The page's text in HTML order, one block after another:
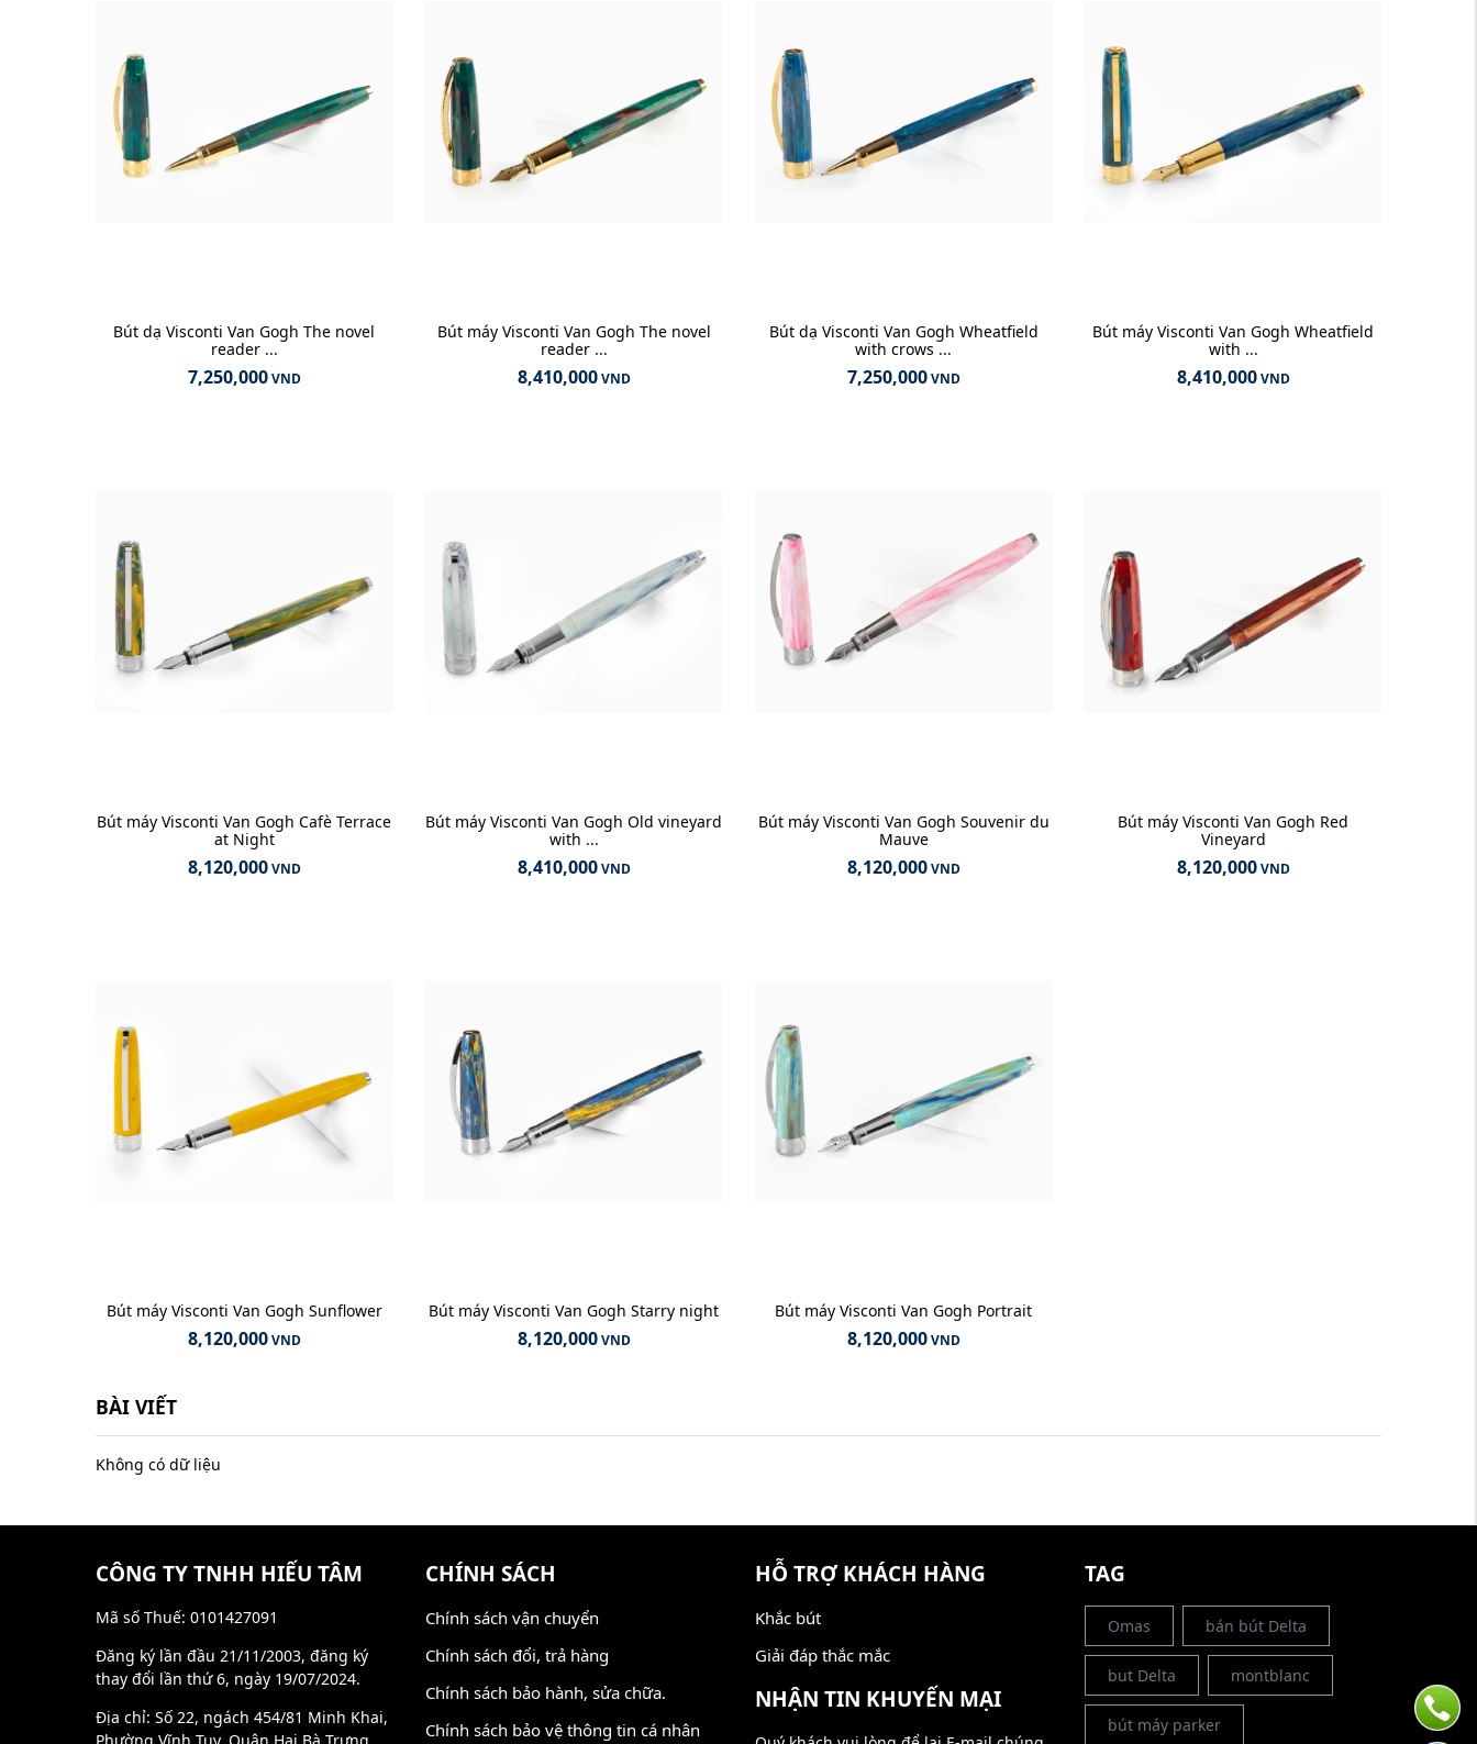
Bút dạ Visconti Van Gogh The novel
reader ...
7,250,000 VND
Bút máy Visconti Van Gogh The novel
reader ...
8,410,000 VND
Bút dạ Visconti Van Gogh Wheatfield
with crows ...
7,250,000 VND
Bút máy Visconti Van Gogh Wheatfield
with ...
8,410,000 VND
Bút máy Visconti Van Gogh Cafè Terrace
at Night
8,120,000 VND
Bút máy Visconti Van Gogh Old vineyard
with ...
8,410,000 VND
Bút máy Visconti Van Gogh Souvenir du
Mauve
8,120,000 VND
Bút máy Visconti Van Gogh Red
Vineyard
8,120,000 VND
Bút máy Visconti Van Gogh Sunflower
8,120,000 VND
Bút máy Visconti Van Gogh Starry night
8,120,000 VND
Bút máy Visconti Van Gogh Portrait
8,120,000 VND
BÀI VIẾT
Không có dữ liệu
CÔNG TY TNHH HIẾU TÂM
Mã số Thuế: 0101427091
Đăng ký lần đầu 21/11/2003, đăng ký
thay đổi lần thứ 6, ngày 19/07/2024.
Địa chỉ: Số 22, ngách 454/81 Minh Khai,
CHÍNH SÁCH
Chính sách vận chuyển
Chính sách đổi, trả hàng
Chính sách bảo hành, sửa chữa.
Chính sách bảo vệ thông tin cá nhân
HỖ TRỢ KHÁCH HÀNG
Khắc bút
Giải đáp thắc mắc
NHẬN TIN KHUYẾN MẠI
TAG
Omas bán bút Delta
but Delta montblanc
bút máy parker